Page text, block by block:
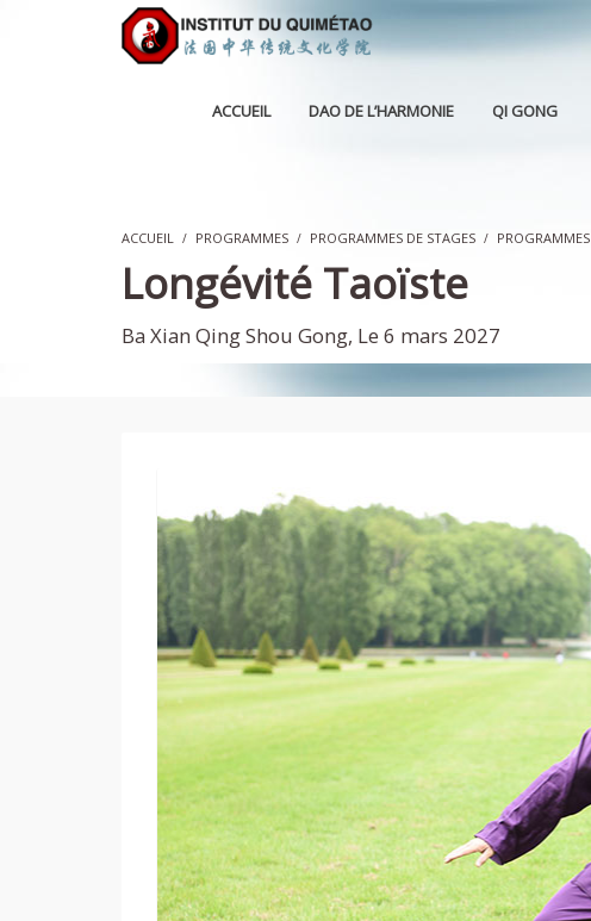
ACCUEIL DAO DE L’HARMONIE QI GONG
ACCUEIL PROGRAMMES PROGRAMMES DE STAGES
Longévité Taoïste
Ba Xian Qing Shou Gong, Le 6 mars 2027